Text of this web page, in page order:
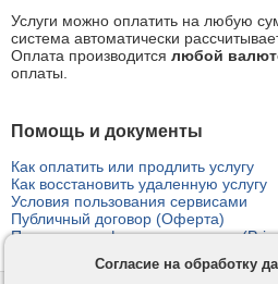
Услуги можно оплатить на любую
система автоматически
Оплата производится любой
оплаты.
Помощь и документы
Как оплатить или продлить услугу
Как восстановить удаленную услугу
Условия пользования сервисами
Публичный договор (Оферта)
Политика конфиденциальности
Согласие на обработку